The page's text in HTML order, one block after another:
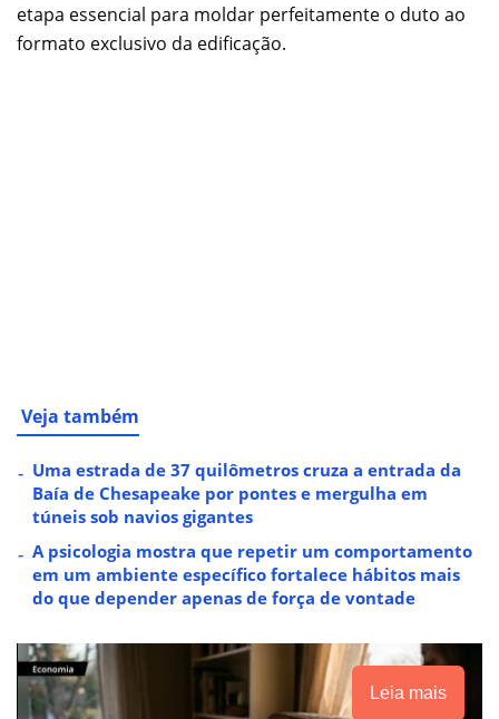
etapa essencial para moldar perfeitamente o duto ao
formato exclusivo da edificação.
Veja também
Uma estrada de 37 quilômetros cruza a entrada da
Baía de Chesapeake por pontes e mergulha em
túneis sob navios gigantes
A psicologia mostra que repetir um comportamento
em um ambiente específico fortalece hábitos mais
do que depender apenas de força de vontade
Leia mais